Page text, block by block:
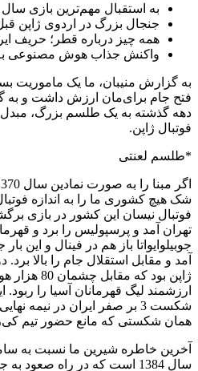
به استقبال مهم‌ترین بازی سال
جنجال بزرگ در اردوی ژاپن قبل
همه چیز درباره قطر؛ حریف
واکنش جذاب هوش مصنوعی به
به گزارش منیبان، ما یک ماموریت
فتح جام برای‌مان ارزش داشت و به
دهه گذشته به یک طلسم بزرگ، مبدل
فوتبال ژاپن.
*طلسم لعنتی
شک هیچ کشوری ما را به اندازه
فوتبال نیسان این کشور در بازی
تهران آمد و پرسپولیس را برد و
جوبیلوایواتا باز هم در فینال و این
آمد و مقابل استقلال جام را بالا برد.
ژاپن بود که
ارزشمند لیگ قهرمانان آسیا را ربود.
شکست 3 بر صفر ایران در نیمه
همان شکستی که مانع حضور تیم
آخرین خاطره شیرین ما نسبت به